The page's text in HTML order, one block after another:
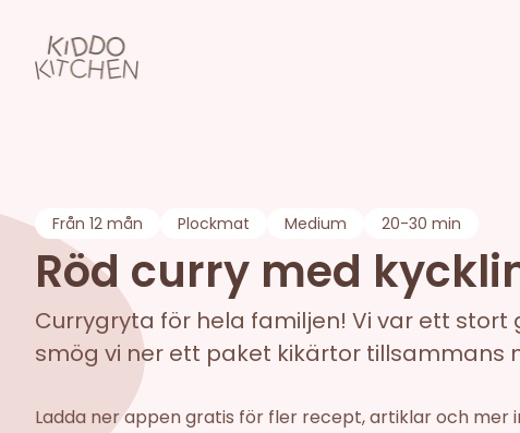
Från 12 mån Plockmat Medium 20-30 min
Röd curry med
Currygryta för hela familjen! Vi var ett
smög vi ner ett paket kikärtor
Ladda ner appen gratis för fler recept, artiklar och mer